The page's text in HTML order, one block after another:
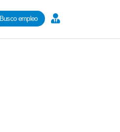
Busco empleo